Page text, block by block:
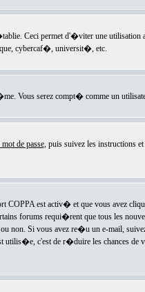
Ceci permet d'�viter une utilisation
cybercaf�, universit�, etc.
Vous serez compt� comme un
de passe, puis suivez les instructions
COPPA est activ� et que vous avez
forums requi�rent que tous les
non. Si vous avez re�u un e-mail,
utilis�e, c'est de r�duire les chances